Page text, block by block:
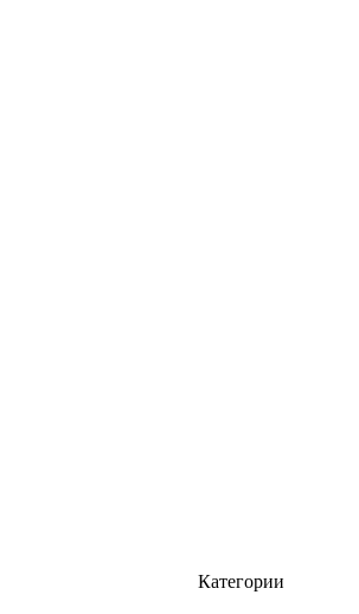
Категории